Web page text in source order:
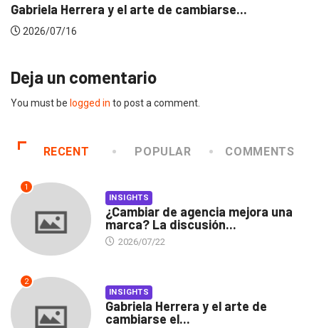
Gabriela Herrera y el arte de cambiarse...
2026/07/16
Deja un comentario
You must be logged in to post a comment.
RECENT POPULAR COMMENTS
1
INSIGHTS
¿Cambiar de agencia mejora una
marca? La discusión...
2026/07/22
2
INSIGHTS
Gabriela Herrera y el arte de
cambiarse el...